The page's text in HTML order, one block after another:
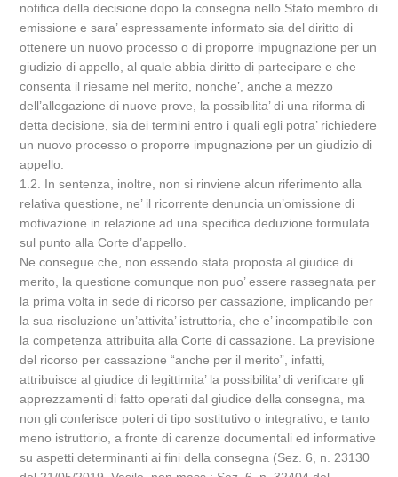
notifica della decisione dopo la consegna nello Stato membro di
emissione e sara’ espressamente informato sia del diritto di
ottenere un nuovo processo o di proporre impugnazione per un
giudizio di appello, al quale abbia diritto di partecipare e che
consenta il riesame nel merito, nonche’, anche a mezzo
dell’allegazione di nuove prove, la possibilita’ di una riforma di
detta decisione, sia dei termini entro i quali egli potra’ richiedere
un nuovo processo o proporre impugnazione per un giudizio di
appello.
1.2. In sentenza, inoltre, non si rinviene alcun riferimento alla
relativa questione, ne’ il ricorrente denuncia un’omissione di
motivazione in relazione ad una specifica deduzione formulata
sul punto alla Corte d’appello.
Ne consegue che, non essendo stata proposta al giudice di
merito, la questione comunque non puo’ essere rassegnata per
la prima volta in sede di ricorso per cassazione, implicando per
la sua risoluzione un’attivita’ istruttoria, che e’ incompatibile con
la competenza attribuita alla Corte di cassazione. La previsione
del ricorso per cassazione “anche per il merito”, infatti,
attribuisce al giudice di legittimita’ la possibilita’ di verificare gli
apprezzamenti di fatto operati dal giudice della consegna, ma
non gli conferisce poteri di tipo sostitutivo o integrativo, e tanto
meno istruttorio, a fronte di carenze documentali ed informative
su aspetti determinanti ai fini della consegna (Sez. 6, n. 23130